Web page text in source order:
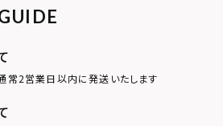
常2営業日以内に発送いたします